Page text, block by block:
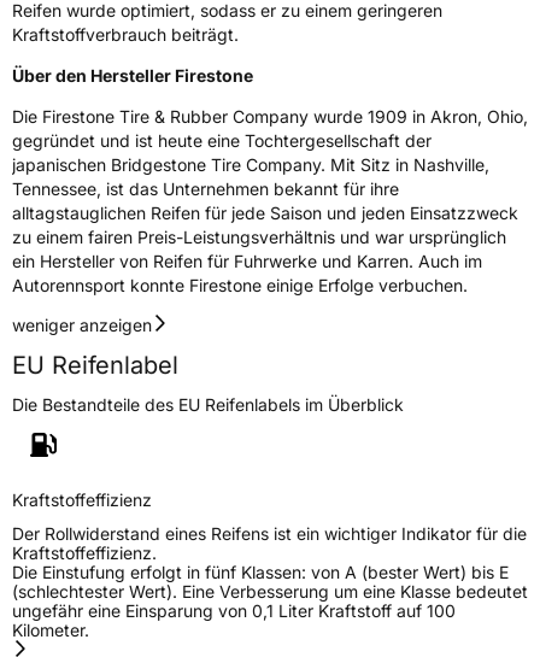
Effizienz D
NasshaftungB
Rollgeräusch (Klasse)B
Rollgeräusch (dB) 73
FahrzeugklasseC2
3PMSF / Schneeflockensymbol / Alpine-SymbolJa
Eisgrip
Nein
Allgemeine Produktsicherheit (GPSR)
market.surveillance@bridgestone.eu
Reifen wurde optimiert, sodass er zu einem geringeren
Kraftstoffverbrauch beiträgt.
Über den Hersteller Firestone
Die Firestone Tire & Rubber Company wurde 1909 in Akron, Ohio,
gegründet und ist heute eine Tochtergesellschaft der
japanischen Bridgestone Tire Company. Mit Sitz in Nashville,
Tennessee, ist das Unternehmen bekannt für ihre
alltagstauglichen Reifen für jede Saison und jeden Einsatzzweck
zu einem fairen Preis-Leistungsverhältnis und war ursprünglich
ein Hersteller von Reifen für Fuhrwerke und Karren. Auch im
Autorennsport konnte Firestone einige Erfolge verbuchen.
weniger anzeigen
EU Reifenlabel
Die Bestandteile des EU Reifenlabels im Überblick
Kraftstoffeffizienz
Der Rollwiderstand eines Reifens ist ein wichtiger Indikator für die
Kraftstoffeffizienz.
Die Einstufung erfolgt in fünf Klassen: von A (bester Wert) bis E
(schlechtester Wert). Eine Verbesserung um eine Klasse bedeutet
ungefähr eine Einsparung von 0,1 Liter Kraftstoff auf 100
Kilometer.